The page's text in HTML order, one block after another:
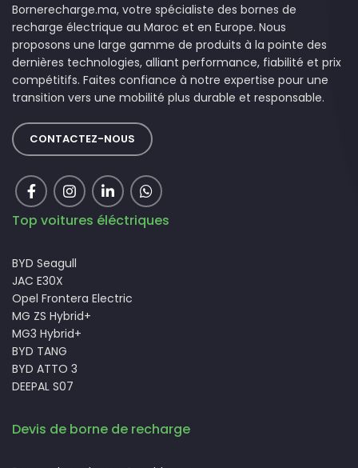
Bornerecharge.ma, votre spécialiste des bornes de
recharge électrique au Maroc et en Europe. Nous
proposons une large gamme de produits à la pointe des
dernières technologies, alliant performance, fiabilité et prix
compétitifs. Faites confiance à notre expertise pour une
transition vers une mobilité plus durable et responsable.
CONTACTEZ-NOUS
Top voitures éléctriques
BYD Seagull
JAC E30X
Opel Frontera Electric
MG ZS Hybrid+
MG3 Hybrid+
BYD TANG
BYD ATTO 3
DEEPAL S07
Devis de borne de recharge